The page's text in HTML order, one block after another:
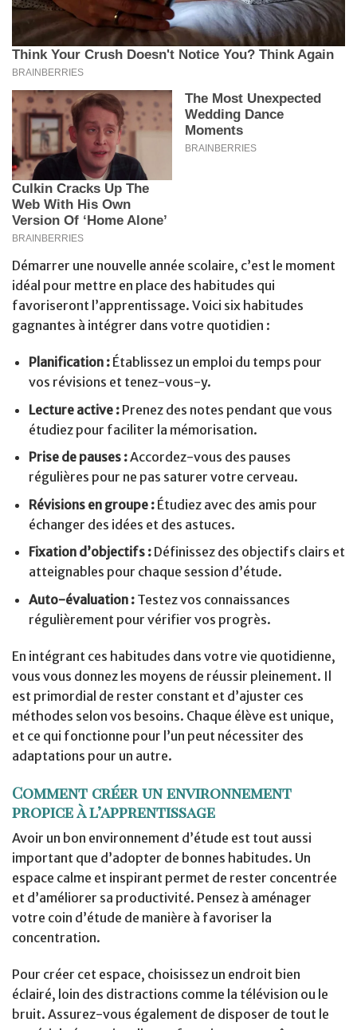
Démarrer une nouvelle année scolaire, c’est le moment
idéal pour mettre en place des habitudes qui
favoriseront l’apprentissage. Voici six habitudes
gagnantes à intégrer dans votre quotidien :
Planification :Établissez un emploi du temps pour
vos révisions et tenez-vous-y.
Lecture active :Prenez des notes pendant que vous
étudiez pour faciliter la mémorisation.
Prise de pauses :Accordez-vous des pauses
régulières pour ne pas saturer votre cerveau.
Révisions en groupe :Étudiez avec des amis pour
échanger des idées et des astuces.
Fixation d’objectifs :Définissez des objectifs clairs et
atteignables pour chaque session d’étude.
Auto-évaluation :Testez vos connaissances
régulièrement pour vérifier vos progrès.
En intégrant ces habitudes dans votre vie quotidienne,
vous vous donnez les moyens de réussir pleinement. Il
est primordial de rester constant et d’ajuster ces
méthodes selon vos besoins. Chaque élève est unique,
et ce qui fonctionne pour l’un peut nécessiter des
adaptations pour un autre.
Comment créer un environnement
propice à l’apprentissage
Avoir un bon environnement d’étude est tout aussi
important que d’adopter de bonnes habitudes. Un
espace calme et inspirant permet de rester concentrée
et d’améliorer sa productivité. Pensez à aménager
votre coin d’étude de manière à favoriser la
concentration.
Pour créer cet espace, choisissez un endroit bien
éclairé, loin des distractions comme la télévision ou le
bruit. Assurez-vous également de disposer de tout le